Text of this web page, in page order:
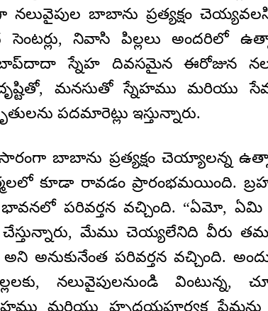
నలువైపుల బాబాను ప్రత్యక్షం
సెంటర్లు, నివాసి పిల్లలు అందరిలో
స్నేహ దివసమైన ఈరోజున
మనసుతో స్నేహము మరియు
పదమారెట్లు ఇస్తున్నారు.
బాబాను ప్రత్యక్షం చెయ్యాలన్న
కూడా రావడం ప్రారంభమయింది.
భావనలో పరివర్తన వచ్చింది. “ఏమో, ఏమి
చేస్తున్నారు, మేము చెయ్యలేనిది వీరు
అనుకునేంత పరివర్తన వచ్చింది.
నలువైపులనుండి వింటున్న,
మరియు హృదయపూర్వక ప్రేమను